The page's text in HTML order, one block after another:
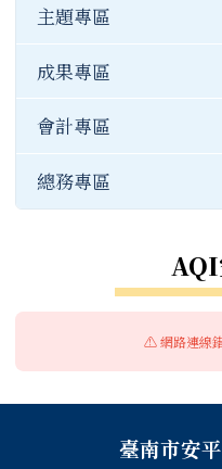
常用連結
公開資訊
主題專區
成果專區
會計專區
總務專區
⚠️ 網路連線
臺南市安